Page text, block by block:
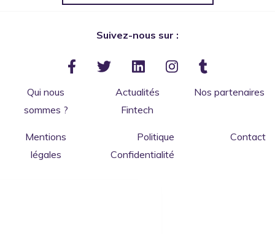
Suivez-nous sur :
Qui nous
sommes ?
Actualités
Fintech
Nos partenaires
Mentions
légales
Politique
Confidentialité
Contact